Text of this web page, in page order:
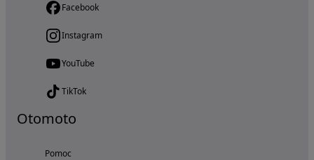
Facebook
Instagram
YouTube
TikTok
Otomoto
Pomoc